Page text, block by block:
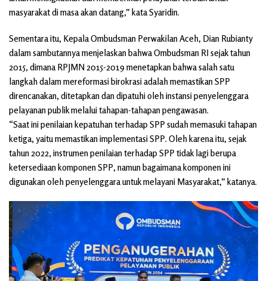
masyarakat di masa akan datang,” kata Syaridin.
Sementara itu, Kepala Ombudsman Perwakilan Aceh, Dian Rubianty
dalam sambutannya menjelaskan bahwa Ombudsman RI sejak tahun
2015, dimana RPJMN 2015-2019 menetapkan bahwa salah satu
langkah dalam mereformasi birokrasi adalah memastikan SPP
direncanakan, ditetapkan dan dipatuhi oleh instansi penyelenggara
pelayanan publik melalui tahapan-tahapan pengawasan.
“Saat ini penilaian kepatuhan terhadap SPP sudah memasuki tahapan
ketiga, yaitu memastikan implementasi SPP. Oleh karena itu, sejak
tahun 2022, instrumen penilaian terhadap SPP tidak lagi berupa
ketersediaan komponen SPP, namun bagaimana komponen ini
digunakan oleh penyelenggara untuk melayani Masyarakat,” katanya.